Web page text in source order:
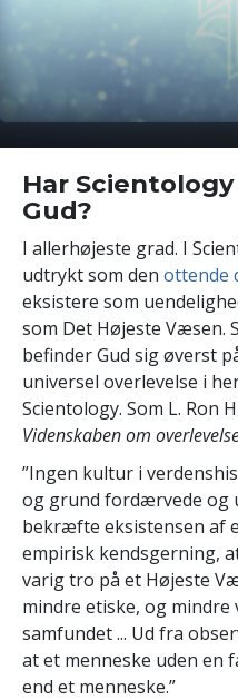
Har
Gud?
I allerhøjeste grad. I
udtrykt som den ottende
eksistere som
som Det Højeste Væsen.
befinder Gud sig øverst
universel overlevelse i
Scientology. Som L. Ron
Videnskaben om
”Ingen kultur i
og grund fordærvede og
bekræfte eksistensen af
empirisk kendsgerning,
varig tro på et Højeste
mindre etiske, og
samfundet ... Ud fra
at et menneske uden en
end et menneske.”